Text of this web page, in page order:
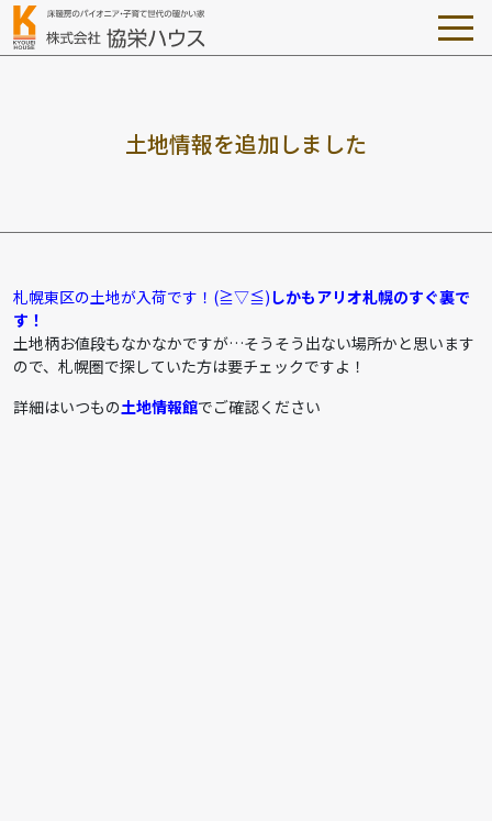
土地情報を追加しま した
札幌東区の土地が入荷です！(≧▽≦) しかもアリオ札幌のすぐ裏で
す！
土地柄お値段もなかなかですが…そうそう出ない場所かと思います
ので、札幌圏で探していた方は要チェックですよ！
詳細はいつもの土地情報館でご確認ください